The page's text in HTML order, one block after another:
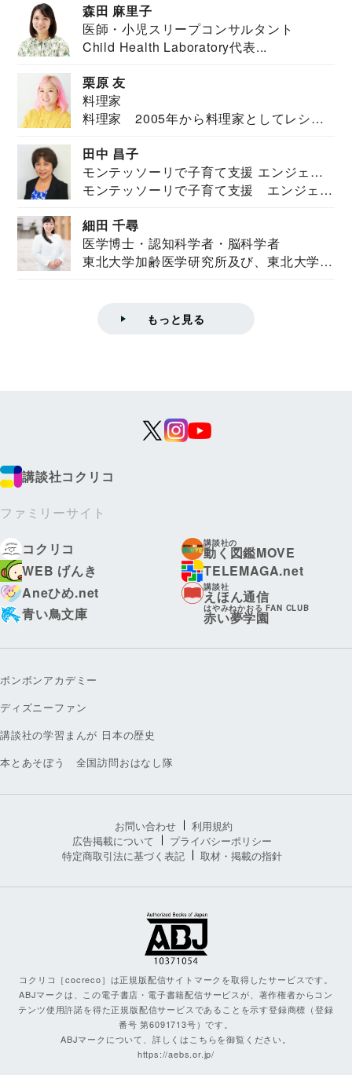
森田 麻里子
医師・小児スリープコンサルタント
Child Health Laboratory代表...
栗原 友
料理家
料理家 2005年から料理家としてレシピ
田中 昌子
モンテッソーリで子育て支援 エンジェル
ズハウス研究所所長
モンテッソーリで子育て支援 エンジェル
細田 千尋
医学博士・認知科学者・脳科学者
東北大学加齢医学研究所及び、東北大学大
もっと見る
講談社コクリコ
ファミリーサイト
コクリコ
講談社の
動く図鑑MOVE
WEB げんき
TELEMAGA.net
Aneひめ.net
講談社
えほん通信
青い鳥文庫
はやみねかおる FAN CLUB
赤い夢学園
ボンボンアカデミー
ディズニーファン
講談社の学習まんが 日本の歴史
本とあそぼう 全国訪問おはなし隊
お問い合わせ
利用規約
広告掲載について
プライバシーポリシー
特定商取引法に基づく表記
取材・掲載の指針
コクリコ［cocreco］は正規版配信サイトマークを取得したサービスです。
ABJマークは、この電子書店・電子書籍配信サービスが、著作権者からコン
テンツ使用許諾を得た正規版配信サービスであることを示す登録商標（登録
番号 第6091713号）です。
ABJマークについて、詳しくはこちらを御覧ください。
https://aebs.or.jp/